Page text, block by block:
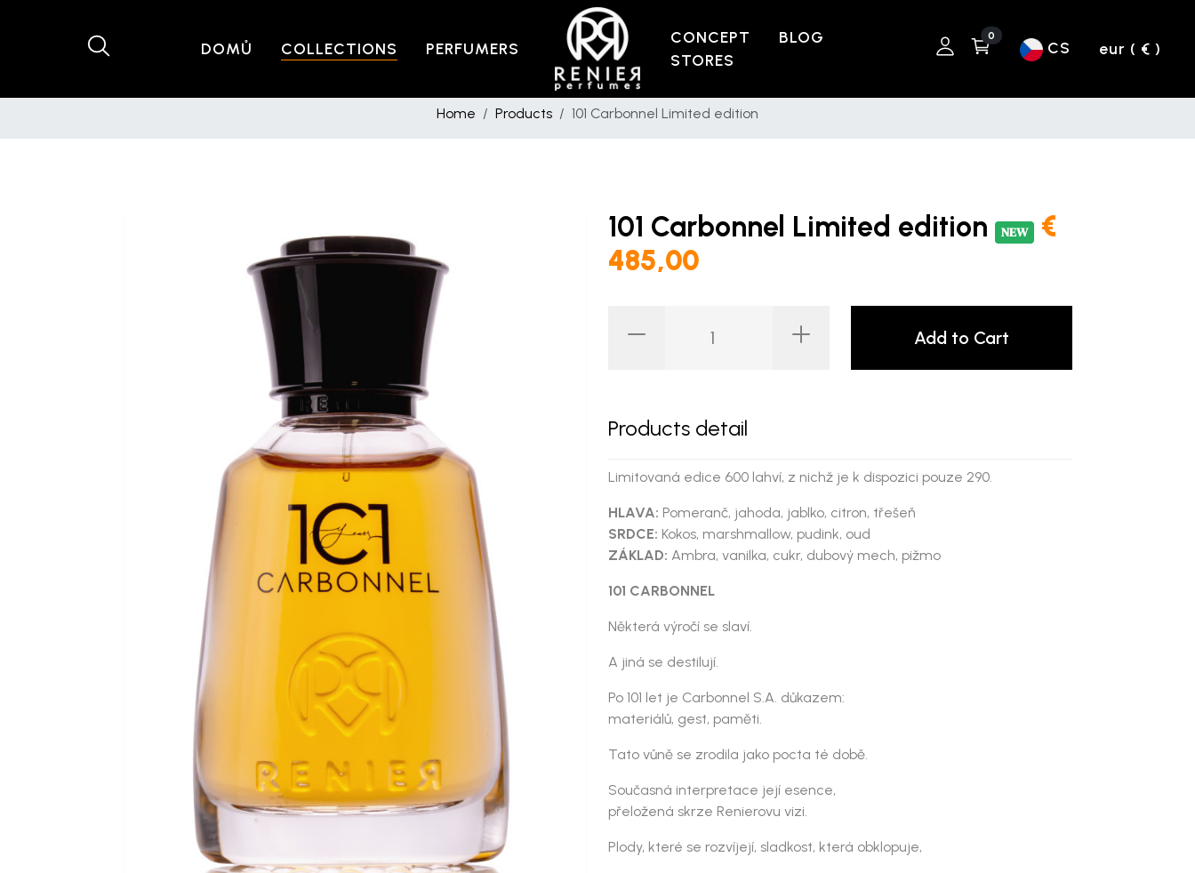
DOMŮ COLLECTIONS PERFUMERS
CONCEPT
BLOG
STORES
0
CS eur ( € )
Home Products 101 Carbonnel Limited edition
101 Carbonnel Limited edition NEW
€
485,00
Add to Cart
Products detail
Limitovaná edice 600 lahví, z nichž je k dispozici pouze 290.
HLAVA: Pomeranč, jahoda, jablko, citron, třešeň
SRDCE: Kokos, marshmallow, pudink, oud
ZÁKLAD: Ambra, vanilka, cukr, dubový mech, pižmo
101 CARBONNEL
Některá výročí se slaví.
A jiná se destilují.
Po 101 let je Carbonnel S.A. důkazem:
materiálů, gest, paměti.
Tato vůně se zrodila jako pocta té době.
Současná interpretace její esence,
přeložená skrze Renierovu vizi.
Plody, které se rozvíjejí, sladkost, která obklopuje,